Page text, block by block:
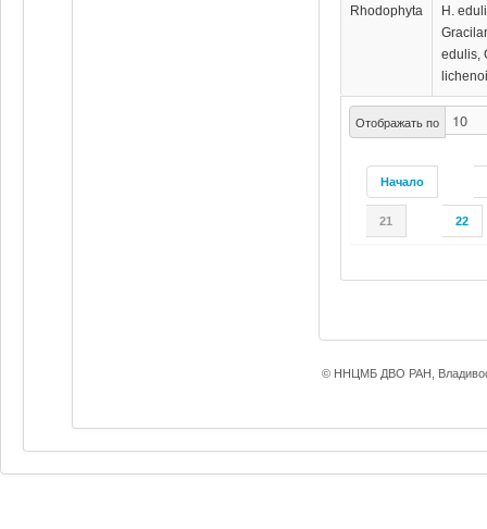
Отображать по
Начало
21 22
Rhodophyta
H.
edulis,
© ННЦМБ ДВО РАН,